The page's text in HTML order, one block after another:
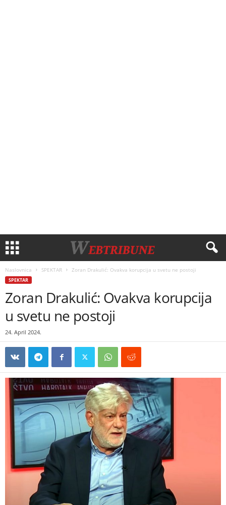
Naslovnica SPEKTAR Zoran Drakulić: Ovakva korupcija u svetu ne postoji
SPEKTAR
Zoran Drakulić: Ovakva korupcija
u svetu ne postoji
24. April 2024.